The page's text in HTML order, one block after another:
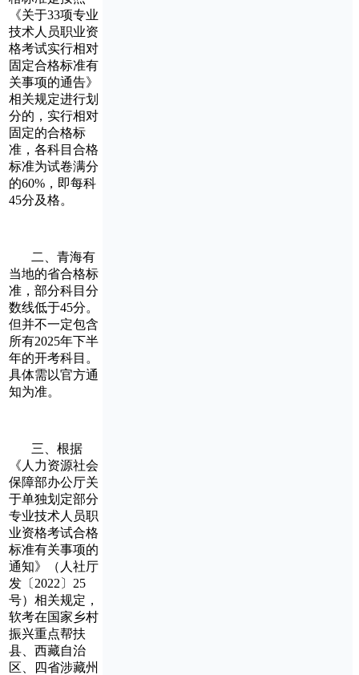
《关于33项专业
技术人员职业资
格考试实行相对
固定合格标准有
关事项的通告》
相关规定进行划
分的，实行相对
固定的合格标
准，各科目合格
标准为试卷满分
的60%，即每科
45分及格。
二、青海有
当地的省合格标
准，部分科目分
数线低于45分。
但并不一定包含
所有2025年下半
年的开考科目。
具体需以官方通
知为准。
三、根据
《人力资源社会
保障部办公厅关
于单独划定部分
专业技术人员职
业资格考试合格
标准有关事项的
通知》（人社厅
发〔2022〕25
号）相关规定，
软考在国家乡村
振兴重点帮扶
县、西藏自治
区、四省涉藏州